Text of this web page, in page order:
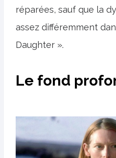
réparées, sauf que la
assez différemment
Daughter ».
Le fond